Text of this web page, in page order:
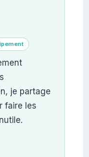
je partage
faire les